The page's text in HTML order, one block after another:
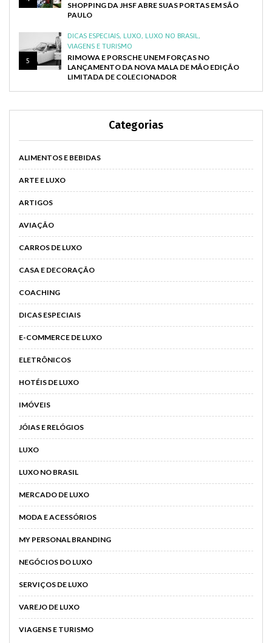
SHOPPING DA JHSF ABRE SUAS PORTAS EM SÃO
PAULO
5
DICAS ESPECIAIS, LUXO, LUXO NO BRASIL ,
VIAGENS E TURISMO
RIMOWA E PORSCHE UNEM FORÇAS NO
LANÇAMENTO DA NOVA MALA DE MÃO EDIÇÃO
LIMITADA DE COLECIONADOR
Categorias
ALIMENTOS E BEBIDAS
ARTE E LUXO
ARTIGOS
AVIAÇÃO
CARROS DE LUXO
CASA E DECORAÇÃO
COACHING
DICAS ESPECIAIS
E-COMMERCE DE LUXO
ELETRÔNICOS
HOTÉIS DE LUXO
IMÓVEIS
JÓIAS E RELÓGIOS
LUXO
LUXO NO BRASIL
MERCADO DE LUXO
MODA E ACESSÓRIOS
MY PERSONAL BRANDING
NEGÓCIOS DO LUXO
SERVIÇOS DE LUXO
VAREJO DE LUXO
VIAGENS E TURISMO